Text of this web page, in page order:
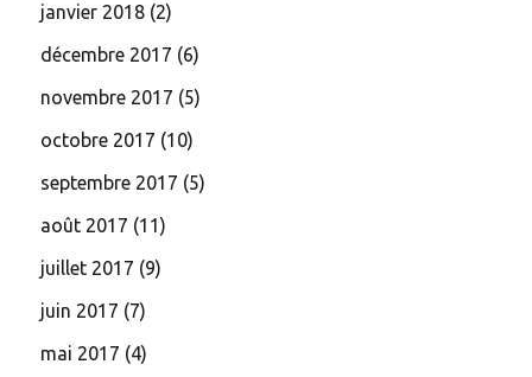
janvier 2018 (2)
décembre 2017 (6)
novembre 2017 (5)
octobre 2017 (10)
septembre 2017 (5)
août 2017 (11)
juillet 2017 (9)
juin 2017 (7)
mai 2017 (4)